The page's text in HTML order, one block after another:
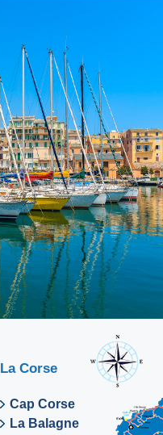
La Corse
Cap Corse
La Balagne